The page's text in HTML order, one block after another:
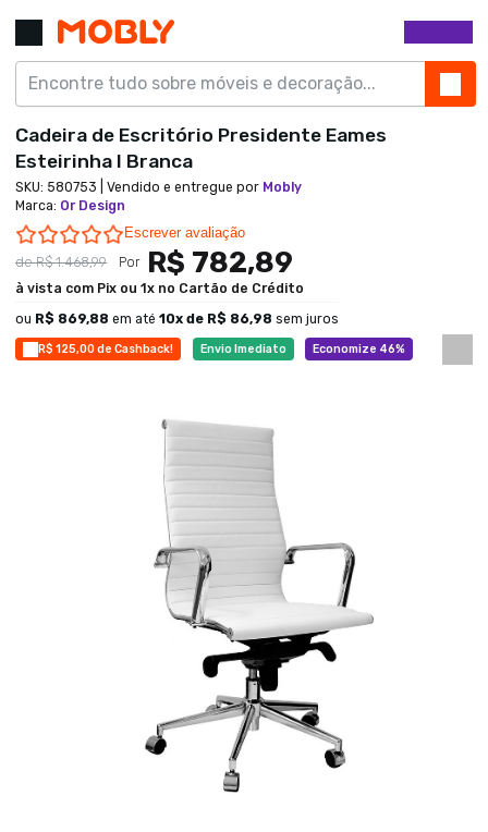
R$ 125,00 de Cashback! Envio Imediato Economize 46%
Cadeira de Escritório Presidente Eames
Esteirinha I Branca
SKU: 580753 | Vendido e entregue por Mobly
Marca: Or Design
0.0 star rating
Escrever avaliação
deR$ 1.468,99 Por R$ 782,89
à vista com Pix ou 1x no Cartão de Crédito
ou R$ 869,88 em até 10x de R$ 86,98 sem juros